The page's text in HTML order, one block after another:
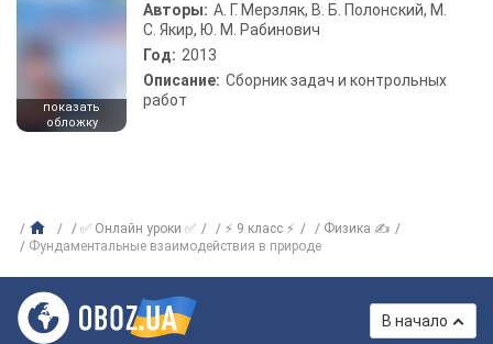
показать
обложку
Авторы: А. Г. Мерзляк, В. Б. Полонский, М.
С. Якир, Ю. М. Рабинович
Год: 2013
Описание: Сборник задач и контрольных
работ
✅ Онлайн уроки ✅ ⚡ 9 класс ⚡
Физика ✍
Фундаментальные взаимодействия в природе
В начало